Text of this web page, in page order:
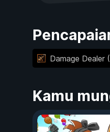
Damage Dealer
Kamu